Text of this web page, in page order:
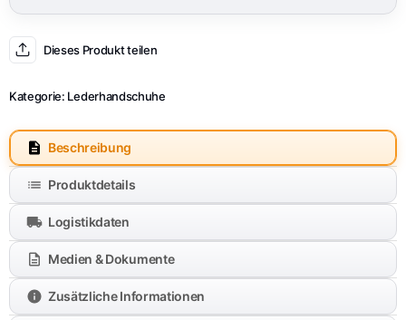
Dieses Produkt teilen
Kategorie: Lederhandschuhe
Beschreibung
Produktdetails
Logistikdaten
Medien & Dokumente
Zusätzliche Informationen